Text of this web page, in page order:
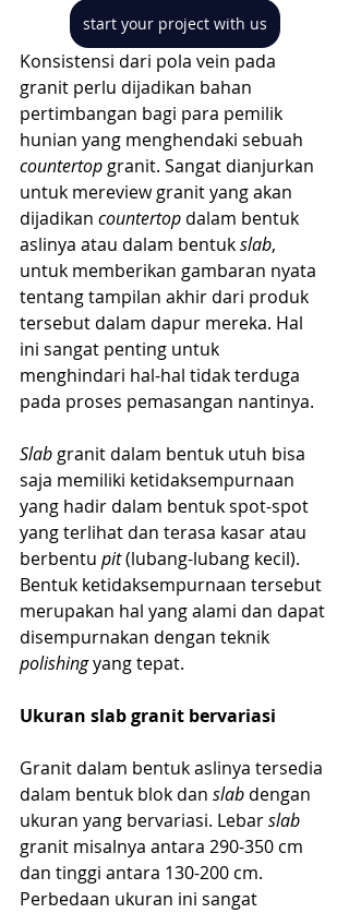
start your project with us
Konsistensi dari pola vein pada
granit perlu dijadikan bahan
pertimbangan bagi para pemilik
hunian yang menghendaki sebuah
countertop granit. Sangat dianjurkan
untuk mereview granit yang akan
dijadikan countertop dalam bentuk
aslinya atau dalam bentuk slab,
untuk memberikan gambaran nyata
tentang tampilan akhir dari produk
tersebut dalam dapur mereka. Hal
ini sangat penting untuk
menghindari hal-hal tidak terduga
pada proses pemasangan nantinya.
Slab granit dalam bentuk utuh bisa
saja memiliki ketidaksempurnaan
yang hadir dalam bentuk spot-spot
yang terlihat dan terasa kasar atau
berbentu pit (lubang-lubang kecil).
Bentuk ketidaksempurnaan tersebut
merupakan hal yang alami dan dapat
disempurnakan dengan teknik
polishing yang tepat.
Ukuran slab granit bervariasi
Granit dalam bentuk aslinya tersedia
dalam bentuk blok dan slab dengan
ukuran yang bervariasi. Lebar slab
granit misalnya antara 290-350 cm
dan tinggi antara 130-200 cm.
Perbedaan ukuran ini sangat